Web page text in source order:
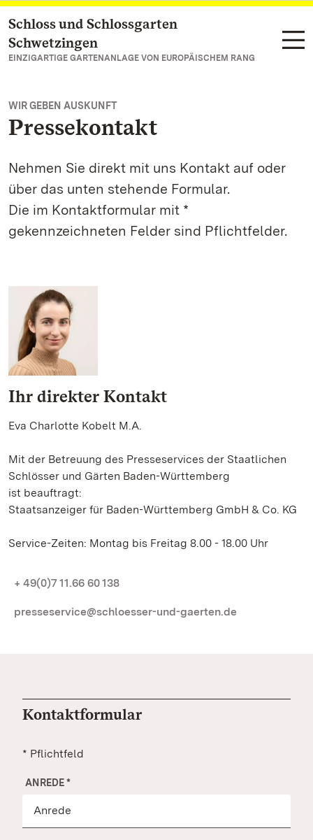
Zum Hauptinhalt springen
Schloss und Schlossgarten
Schwetzingen
EINZIGARTIGE GARTENANLAGE VON EUROPÄISCHEM RANG
WIR GEBEN AUSKUNFT
Pressekontakt
Nehmen Sie direkt mit uns Kontakt auf oder
über das unten stehende Formular.
Die im Kontaktformular mit *
gekennzeichneten Felder sind Pflichtfelder.
Ihr direkter Kontakt
Eva Charlotte Kobelt M.A.
Mit der Betreuung des Presseservices der Staatlichen
Schlösser und Gärten Baden-Württemberg
ist beauftragt:
Staatsanzeiger für Baden-Württemberg GmbH & Co. KG
Service-Zeiten: Montag bis Freitag 8.00 - 18.00 Uhr
+ 49(0)7 11.66 60 138
presseservice@schloesser-und-gaerten.de
Kontaktformular
* Pflichtfeld
ANREDE*